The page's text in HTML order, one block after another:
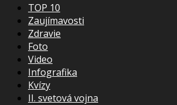
TOP 10
Zaujímavosti
Zdravie
Foto
Video
Infografika
Kvízy
II. svetová vojna